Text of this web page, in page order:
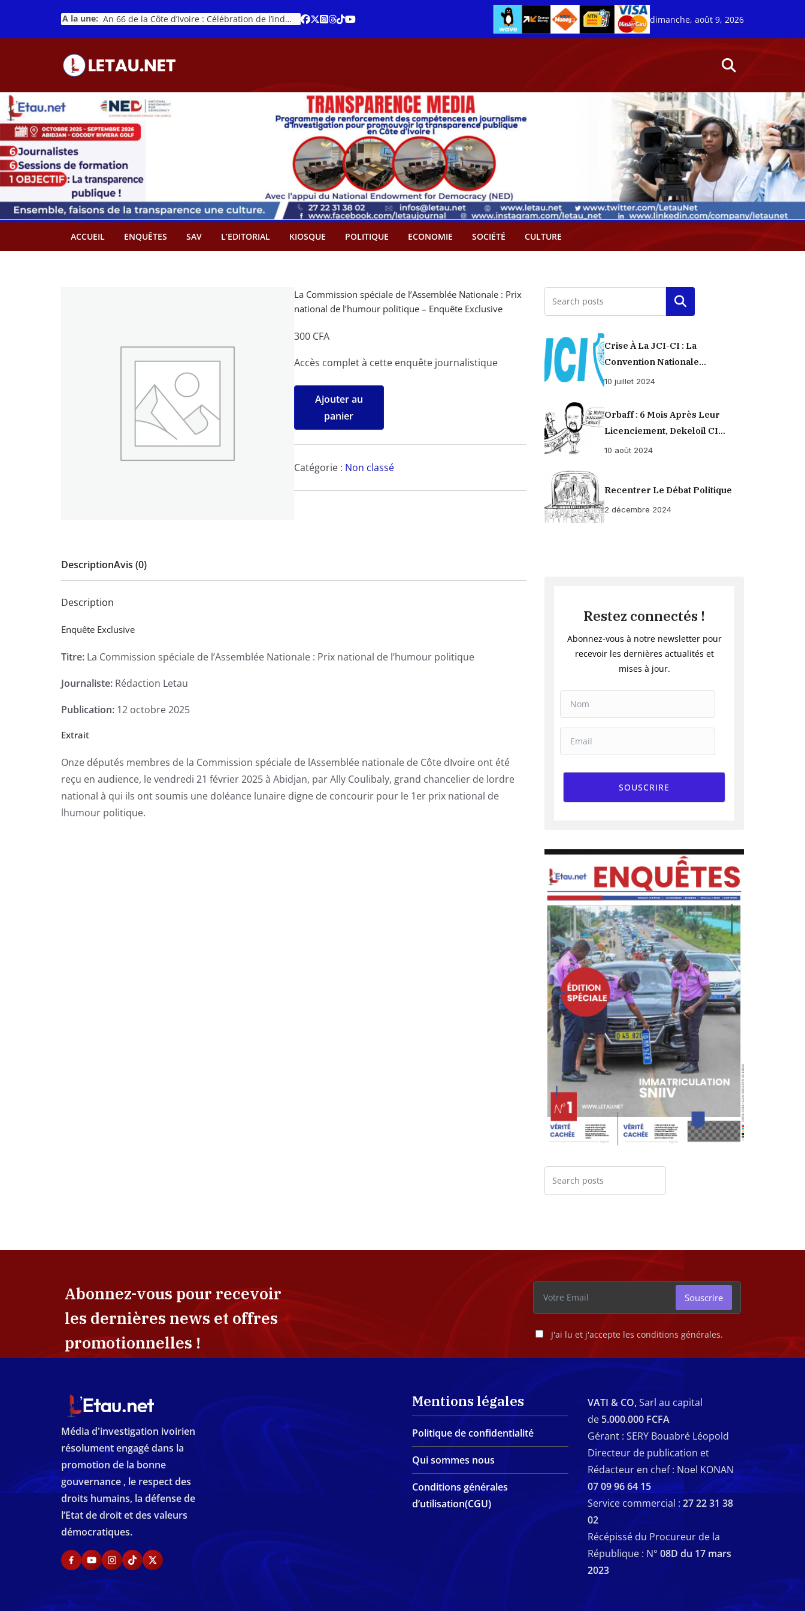
contenu
A la une: An 66 de la Côte d’Ivoire : Célébration de l’indépendance ou cérémonie d’hommage à Ouattara ?
dimanche, août 9, 2026
ACCUEIL ENQUÊTES SAV L’EDITORIAL KIOSQUE POLITIQUE ECONOMIE SOCIÉTÉ CULTURE
La Commission spéciale de l’Assemblée Nationale : Prix
national de l’humour politique – Enquête Exclusive
300 CFA
Accès complet à cette enquête journalistique
quantité
La
Commission
spéciale
l'Assemblée
de
Exclusive
Ajouter au
panier
Catégorie : Non classé
DescriptionAvis (0)
Description
Enquête Exclusive
Titre: La Commission spéciale de l’Assemblée Nationale : Prix national de l’humour politique
Journaliste: Rédaction Letau
Publication: 12 octobre 2025
Extrait
Onze députés membres de la Commission spéciale de lAssemblée nationale de Côte dIvoire ont été
reçu en audience, le vendredi 21 février 2025 à Abidjan, par Ally Coulibaly, grand chancelier de lordre
national à qui ils ont soumis une doléance lunaire digne de concourir pour le 1er prix national de
lhumour politique.
Rechercher
Crise À La JCI-CI : La
Convention Nationale
Provisoirement Suspendue
10 juillet 2024
Orbaff : 6 Mois Après Leur
Licenciement, Dekeloil CI
Propose À Ses Ex-Ouvriers Un
10 août 2024
Recentrer Le Débat Politique
2 décembre 2024
Restez connectés !
Abonnez-vous à notre newsletter pour
recevoir les dernières actualités et
mises à jour.
SOUSCRIRE
Abonnez-vous pour recevoir
les dernières news et offres
promotionnelles !
J'ai lu et j'accepte les conditions générales.
Souscrire
Média d'investigation ivoirien
résolument engagé dans la
promotion de la bonne
gouvernance , le respect des
droits humains, la défense de
l’Etat de droit et des valeurs
démocratiques.
Mentions légales
Politique de confidentialité
Qui sommes nous
Conditions générales
d’utilisation(CGU)
VATI & CO,Sarl au capital
de 5.000.000 FCFA
Gérant : SERY Bouabré Léopold
Directeur de publication et
Rédacteur en chef : Noel KONAN
07 09 96 64 15
Service commercial : 27 22 31 38
02
Récépissé du Procureur de la
République : N° 08D du 17 mars
2023